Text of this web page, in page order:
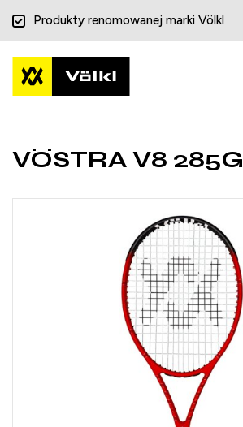
głównego
menu
w
Produkty renomowanej marki Völkl
VÖSTRA V8 285G